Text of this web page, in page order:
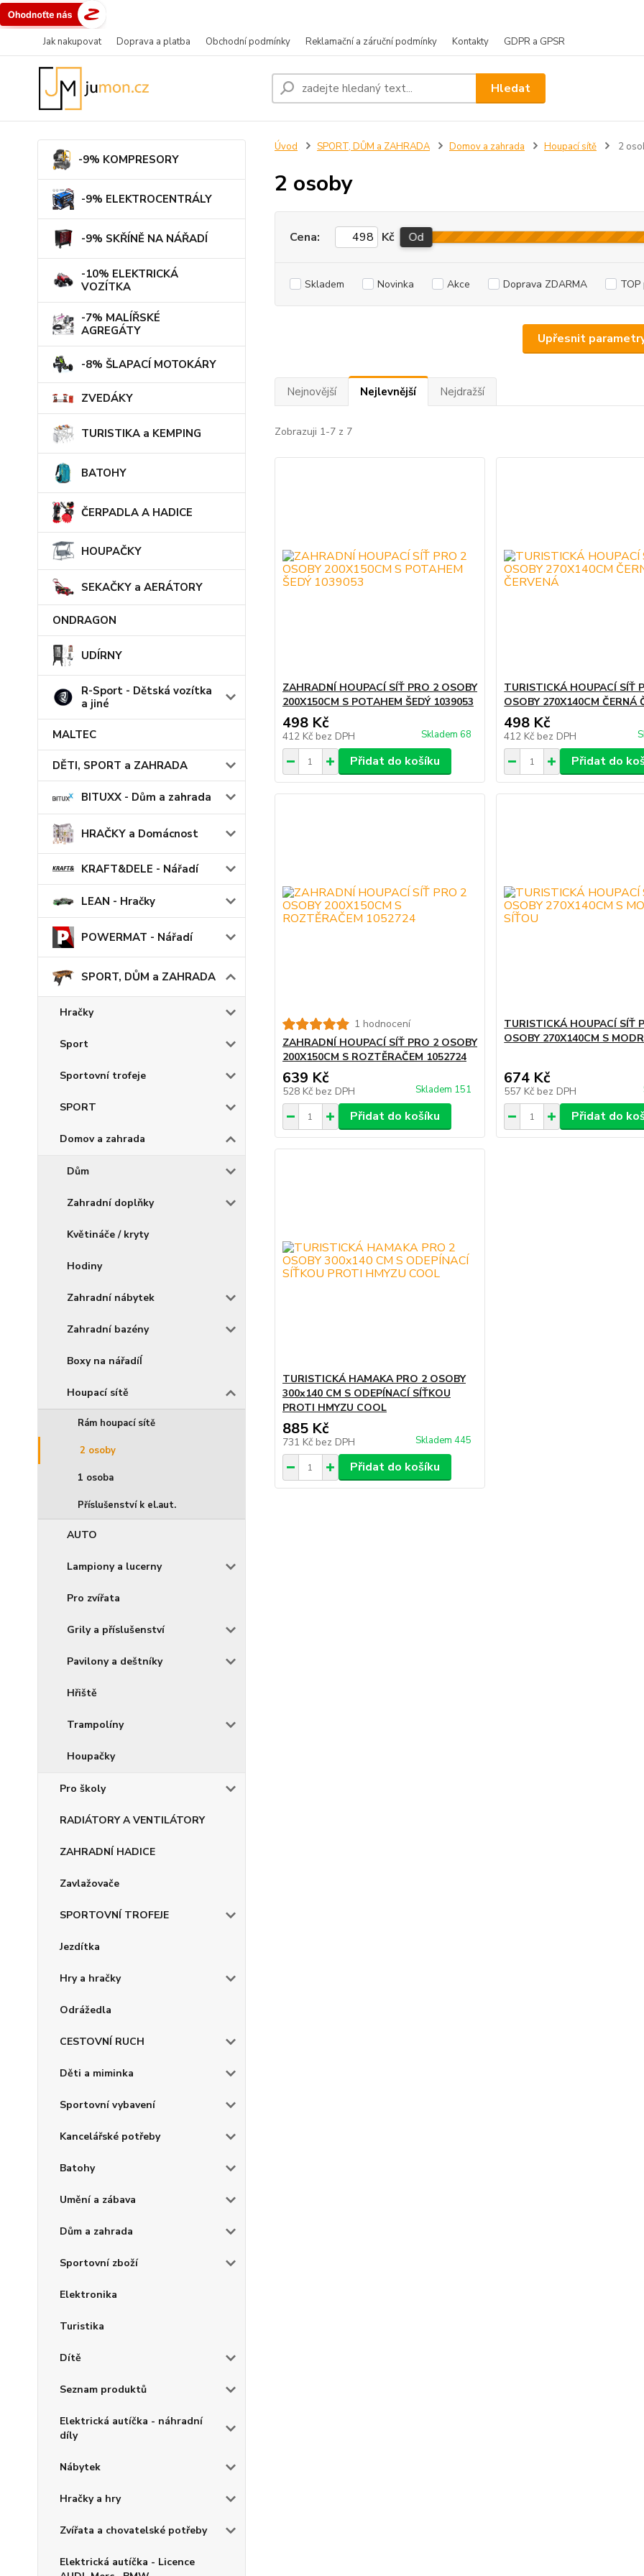
Jak nakupovat Doprava a platba Obchodní podmínky Reklamační a záruční podmínky Kontakty GDPR a GPSR
Hledat
-9% KOMPRESORY
-9% ELEKTROCENTRÁLY
-9% SKŘÍNĚ NA NÁŘADÍ
-10% ELEKTRICKÁ
VOZÍTKA
-7% MALÍŘSKÉ
AGREGÁTY
-8% ŠLAPACÍ MOTOKÁRY
ZVEDÁKY
TURISTIKA a KEMPING
BATOHY
ČERPADLA A HADICE
HOUPAČKY
SEKAČKY a AERÁTORY
ONDRAGON
UDÍRNY
R-Sport - Dětská vozítka
a jiné
MALTEC
DĚTI, SPORT a ZAHRADA
BITUXX - Dům a zahrada
HRAČKY a Domácnost
KRAFT&DELE - Nářadí
LEAN - Hračky
POWERMAT - Nářadí
SPORT, DŮM a ZAHRADA
Hračky
Sport
Sportovní trofeje
SPORT
Domov a zahrada
Dům
Zahradní doplňky
Květináče / kryty
Hodiny
Zahradní nábytek
Zahradní bazény
Boxy na nářadíÍ
Houpací sítě
Rám houpací sítě
2 osoby
1 osoba
Příslušenství k el.aut.
AUTO
Lampiony a lucerny
Pro zvířata
Grily a příslušenství
Pavilony a deštníky
Hřiště
Trampolíny
Houpačky
Pro školy
RADIÁTORY A VENTILÁTORY
ZAHRADNÍ HADICE
Zavlažovače
SPORTOVNÍ TROFEJE
Jezdítka
Hry a hračky
Odrážedla
CESTOVNÍ RUCH
Děti a miminka
Sportovní vybavení
Kancelářské potřeby
Batohy
Umění a zábava
Dům a zahrada
Sportovní zboží
Elektronika
Turistika
Dítě
Seznam produktů
Elektrická autíčka - náhradní
díly
Nábytek
Hračky a hry
Zvířata a chovatelské potřeby
Elektrická autíčka - Licence
Úvod SPORT, DŮM a ZAHRADA Domov a zahrada Houpací sítě 2
2 osoby
Upřesnit
Cena: Kč Od
Skladem Novinka Akce Doprava ZDARMA
Nejnovější Nejlevnější Nejdražší
Zobrazuji 1-7 z 7
ZAHRADNÍ HOUPACÍ SÍŤ PRO 2 OSOBY
200X150CM S POTAHEM ŠEDÝ 1039053
498 Kč
412 Kč bez DPH Skladem 68
Přidat do košíku
TURISTICKÁ HOUPACÍ SÍŤ
OSOBY 270X140CM ČERNÁ
498 Kč
412 Kč bez DPH
Přidat do
1 hodnocení
ZAHRADNÍ HOUPACÍ SÍŤ PRO 2 OSOBY
200X150CM S ROZTĚRAČEM 1052724
639 Kč
528 Kč bez DPH Skladem 151
Přidat do košíku
TURISTICKÁ HOUPACÍ SÍŤ
OSOBY 270X140CM S
674 Kč
557 Kč bez DPH
Přidat do
TURISTICKÁ HAMAKA PRO 2 OSOBY
300x140 CM S ODEPÍNACÍ SÍŤKOU
PROTI HMYZU COOL
885 Kč
731 Kč bez DPH Skladem 445
Přidat do košíku